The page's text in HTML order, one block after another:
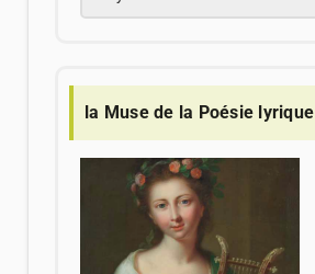
la Muse de la Poésie lyrique